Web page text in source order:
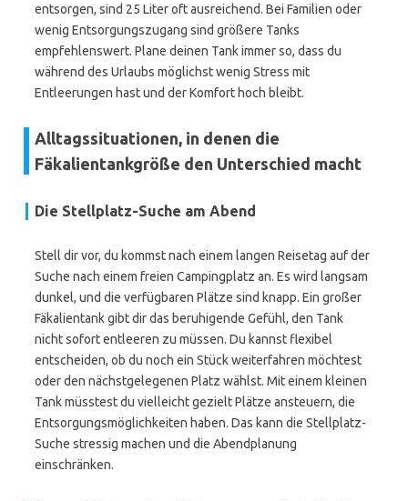
entsorgen, sind 25 Liter oft ausreichend. Bei Familien oder
wenig Entsorgungszugang sind größere Tanks
empfehlenswert. Plane deinen Tank immer so, dass du
während des Urlaubs möglichst wenig Stress mit
Entleerungen hast und der Komfort hoch bleibt.
Alltagssituationen, in denen die
Fäkalientankgröße den Unterschied macht
Die Stellplatz-Suche am Abend
Stell dir vor, du kommst nach einem langen Reisetag auf der
Suche nach einem freien Campingplatz an. Es wird langsam
dunkel, und die verfügbaren Plätze sind knapp. Ein großer
Fäkalientank gibt dir das beruhigende Gefühl, den Tank
nicht sofort entleeren zu müssen. Du kannst flexibel
entscheiden, ob du noch ein Stück weiterfahren möchtest
oder den nächstgelegenen Platz wählst. Mit einem kleinen
Tank müsstest du vielleicht gezielt Plätze ansteuern, die
Entsorgungsmöglichkeiten haben. Das kann die Stellplatz-
Suche stressig machen und die Abendplanung
einschränken.